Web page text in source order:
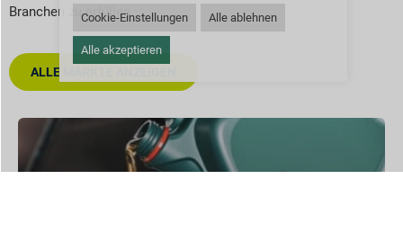
Branchen zu erfüllen.
ALLE MÄRKTE ANZEIGEN
Cookie-Einstellungen Alle ablehnen
Alle akzeptieren